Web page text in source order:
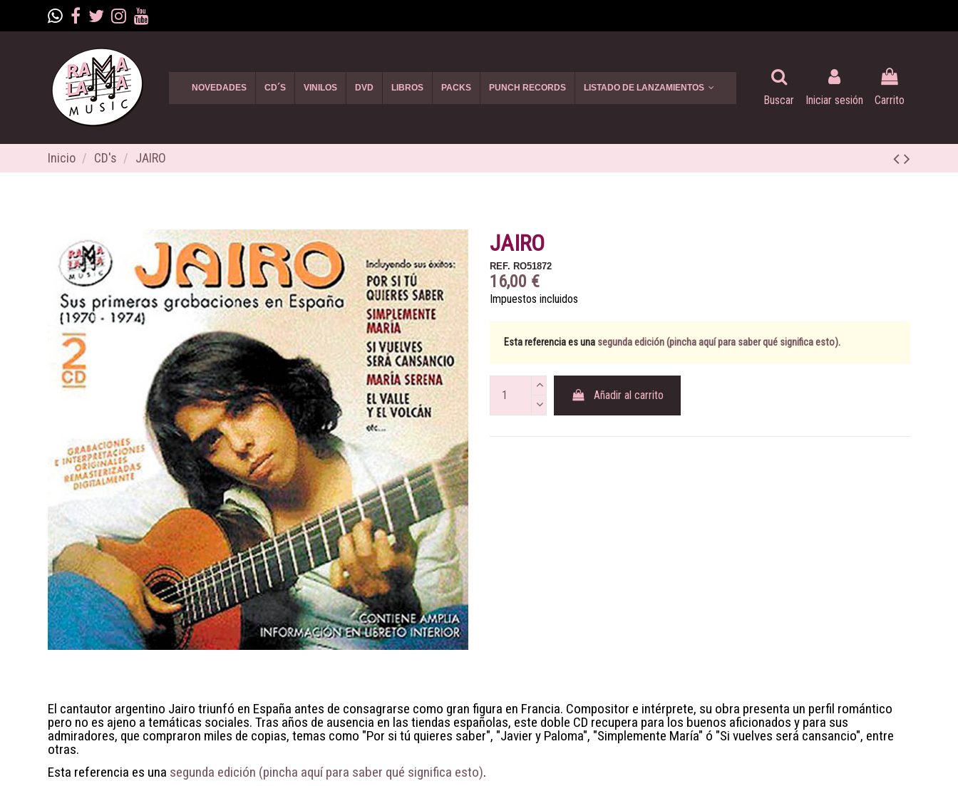
NOVEDADES CD´S VINILOS DVD LIBROS PACKS PUNCH RECORDS LISTADO DE LANZAMIENTOS
Buscar Iniciar sesión Carrito
Inicio CD's JAIRO
JAIRO
REF. RO51872
16,00 €
Impuestos incluidos
Esta referencia es una segunda edición (pincha aquí para saber qué significa esto).
Añadir al carrito
El cantautor argentino Jairo triunfó en España antes de consagrarse como gran figura en Francia. Compositor e intérprete, su obra presenta un perfil romántico
pero no es ajeno a temáticas sociales. Tras años de ausencia en las tiendas españolas, este doble CD recupera para los buenos aficionados y para sus
admiradores, que compraron miles de copias, temas como "Por si tú quieres saber", "Javier y Paloma", "Simplemente María" ó "Si vuelves será cansancio", entre
otras.
Esta referencia es una segunda edición (pincha aquí para saber qué significa esto).